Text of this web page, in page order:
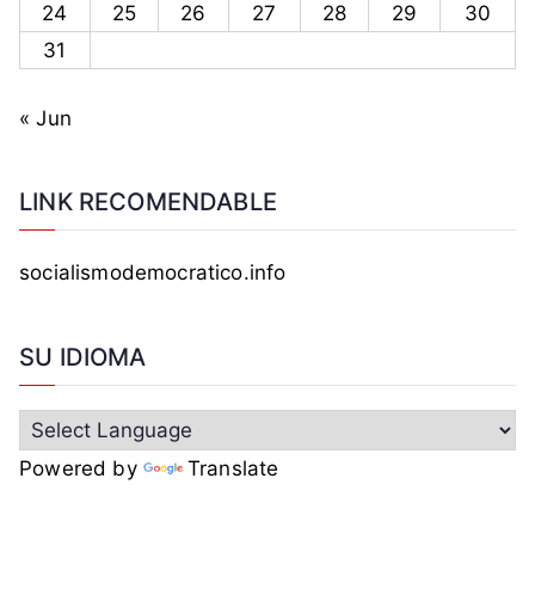
24
25 26 27 28 29
30
31
« Jun
LINK RECOMENDABLE
socialismodemocratico.info
SU IDIOMA
Powered by Translate